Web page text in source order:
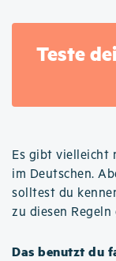
Teste
Es gibt vielleicht
im Deutschen.
solltest du
zu diesen
Das benutzt du